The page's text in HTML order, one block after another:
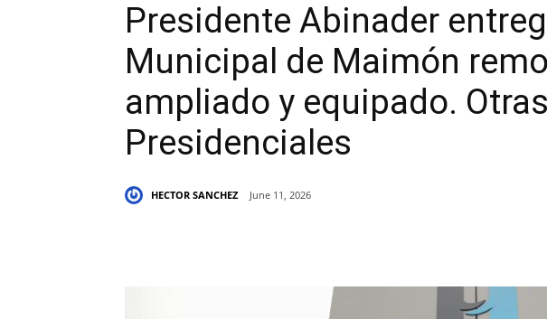
Presidente Abinader
Municipal de Maimón
ampliado y equipado.
Presidenciales
HECTOR SANCHEZ June 11, 2026